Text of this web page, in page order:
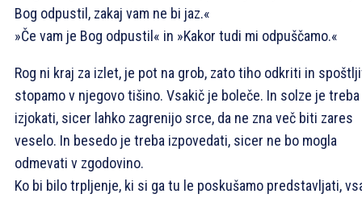
Bog odpustil, zakaj vam ne bi jaz.«
»Če vam je Bog odpustil« in »Kakor tudi mi odpuščamo.«
Rog ni kraj za izlet, je pot na grob, zato tiho odkriti in
stopamo v njegovo tišino. Vsakič je boleče. In solze je treba
izjokati, sicer lahko zagrenijo srce, da ne zna več biti zares
veselo. In besedo je treba izpovedati, sicer ne bo mogla
odmevati v zgodovino.
Ko bi bilo trpljenje, ki si ga tu le poskušamo predstavljati,